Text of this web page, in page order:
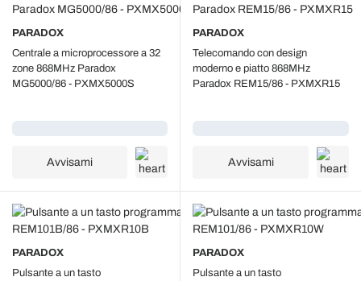
PARADOX
Centrale a microprocessore a 32
zone 868MHz Paradox
MG5000/86 - PXMX5000S
Avvisami
PARADOX
Telecomando con design
moderno e piatto 868MHz
Paradox REM15/86 - PXMXR15
Avvisami
PARADOX
Pulsante a un tasto
PARADOX
Pulsante a un tasto